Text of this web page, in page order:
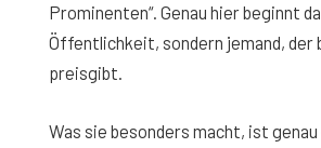
Prominenten“. Genau hier beginnt
Öffentlichkeit, sondern jemand, der
preisgibt.
Was sie besonders macht, ist